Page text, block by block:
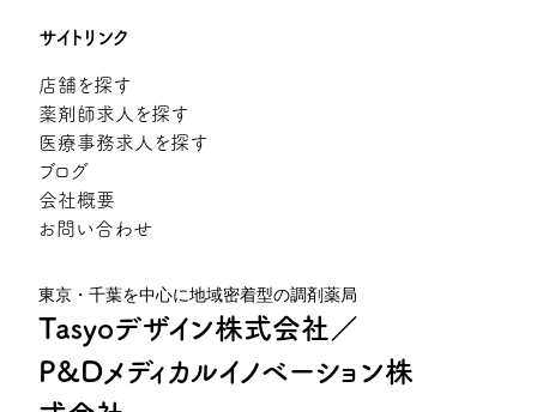
東京・千葉を中心に地域密着型の調剤薬局
Tasyoデザイン株式会社／
P&Dメディカルイノベーション株
サイトリンク
店舗を探す
薬剤師求人を探す
医療事務求人を探す
ブログ
会社概要
お問い合わせ